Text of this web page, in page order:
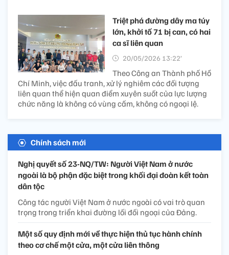
Triệt phá đường dây ma túy
lớn, khởi tố 71 bị can, có hai
ca sĩ liên quan
20/05/2026 13:22’
Theo Công an Thành phố Hồ
Chí Minh, việc đấu tranh, xử lý nghiêm các đối tượng
liên quan thể hiện quan điểm xuyên suốt của lực lượng
chức năng là không có vùng cấm, không có ngoại lệ.
Chính sách mới
Nghị quyết số 23-NQ/TW: Người Việt Nam ở nước
ngoài là bộ phận đặc biệt trong khối đại đoàn kết toàn
dân tộc
Công tác người Việt Nam ở nước ngoài có vai trò quan
trọng trong triển khai đường lối đối ngoại của Đảng.
Một số quy định mới về thực hiện thủ tục hành chính
theo cơ chế một cửa, một cửa liên thông